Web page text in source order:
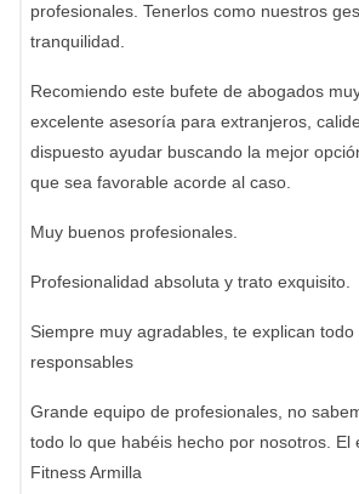
profesionales. Tenerlos como nuestros
tranquilidad.
Recomiendo este bufete de abogados
excelente asesoría para extranjeros,
dispuesto ayudar buscando la mejor
que sea favorable acorde al caso.
Muy buenos profesionales.
Profesionalidad absoluta y trato exquisito.
Siempre muy agradables, te explican
responsables
Grande equipo de profesionales, no
todo lo que habéis hecho por nosotros. El
Fitness Armilla